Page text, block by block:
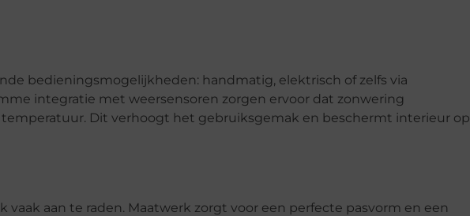
bedieningsmogelijkheden: handmatig, elektrisch of zelfs via
integratie met weersensoren zorgen ervoor dat zonwering
Dit verhoogt het gebruiksgemak en beschermt interieur op
aan te raden. Maatwerk zorgt voor een perfecte pasvorm en een